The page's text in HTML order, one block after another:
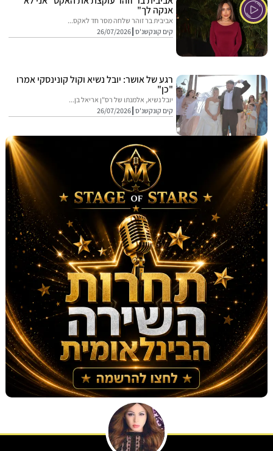
אנקה לך"
אביבית בר זוהר שלחה מסר חד לאקס...
קים קונקשנ'ס 26/07/2026
רגע של אושר: יובל נשיא וקול קונינסקי אמרו
"כן"
יובל נשיא, אלמנתו של רס"ן אריאל בן...
קים קונקשנ'ס 26/07/2026